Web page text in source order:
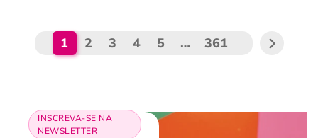
1 2 3 4 5 … 361
INSCREVA-SE NA
NEWSLETTER